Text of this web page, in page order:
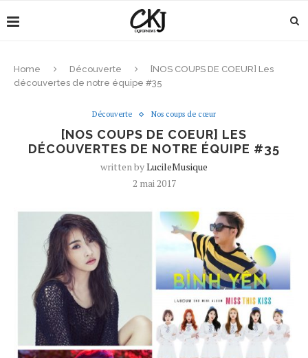
Home Découverte
[NOS COUPS DE COEUR] Les
découvertes de notre équipe #35
Découverte Nos coups de cœur
[NOS COUPS DE COEUR] LES
DÉCOUVERTES DE NOTRE ÉQUIPE #35
written byLucileMusique
2 mai 2017